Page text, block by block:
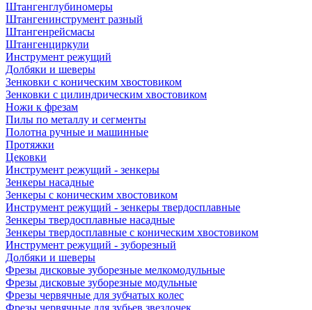
Штангенглубиномеры
Штангенинструмент разный
Штангенрейсмасы
Штангенциркули
Инструмент режущий
Долбяки и шеверы
Зенковки с коническим хвостовиком
Зенковки с цилиндрическим хвостовиком
Ножи к фрезам
Пилы по металлу и сегменты
Полотна ручные и машинные
Протяжки
Цековки
Инструмент режущий - зенкеры
Зенкеры насадные
Зенкеры с коническим хвостовиком
Инструмент режущий - зенкеры твердосплавные
Зенкеры твердосплавные насадные
Зенкеры твердосплавные с коническим хвостовиком
Инструмент режущий - зуборезный
Долбяки и шеверы
Фрезы дисковые зуборезные мелкомодульные
Фрезы дисковые зуборезные модульные
Фрезы червячные для зубчатых колес
Фрезы червячные для зубьев звездочек